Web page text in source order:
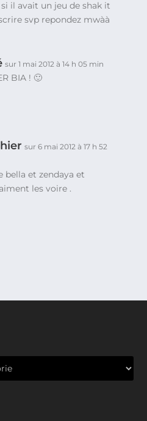
il avait un jeu de shak it
svp repondez mwàà
sur 1 mai 2012 à 14 h 05 min
BIA ! 🙂
sur 6 mai 2012 à 17 h 52
bella et zendaya et
les voire .